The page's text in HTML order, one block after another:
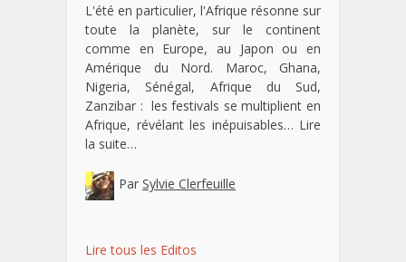
L'été en particulier, l'Afrique résonne sur
toute la planète, sur le continent
comme en Europe, au Japon ou en
Amérique du Nord. Maroc, Ghana,
Nigeria, Sénégal, Afrique du Sud,
Zanzibar : les festivals se multiplient en
Afrique, révélant les inépuisables… Lire
la suite…
Par Sylvie Clerfeuille
Lire tous les Editos